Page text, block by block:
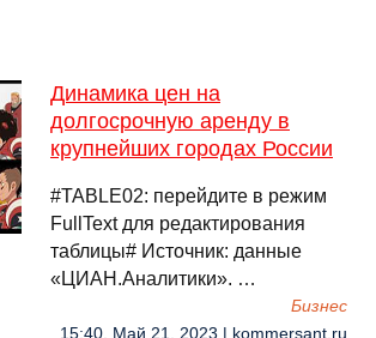
Динамика цен на
долгосрочную аренду в
крупнейших городах России
#TABLE02: перейдите в режим
FullText для редактирования
таблицы# Источник: данные
«ЦИАН.Аналитики». …
Бизнес
15:40, Май 21, 2023 | kommersant.ru